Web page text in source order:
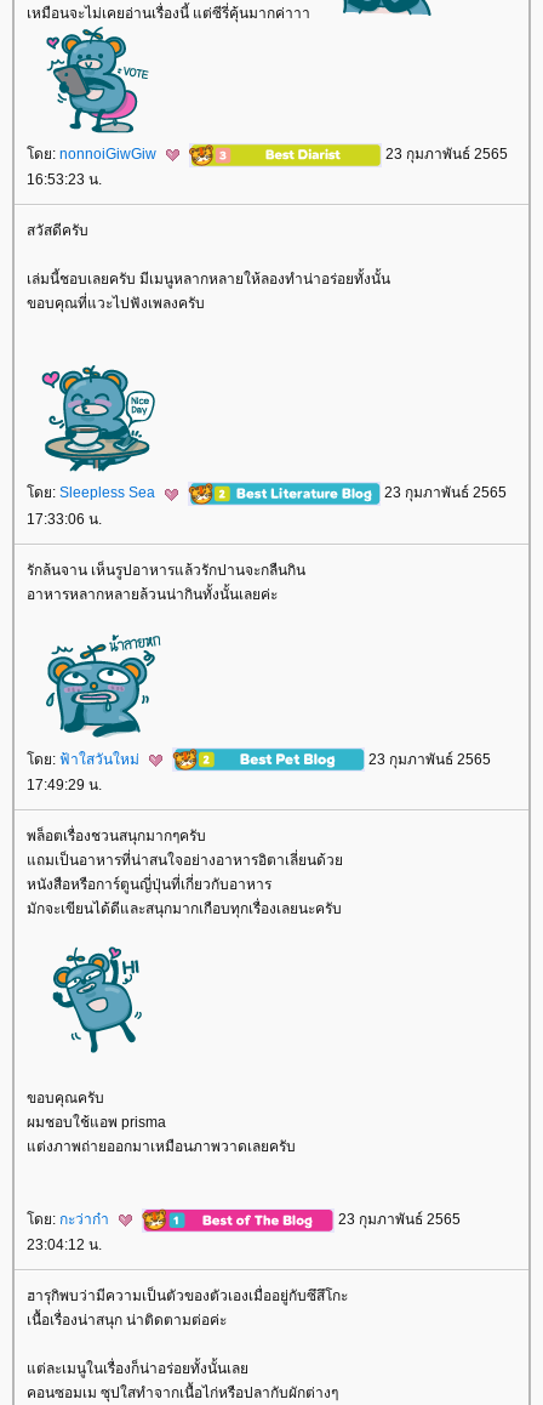
เหมือนจะไม่เคยอ่านเรื่องนี้ แต่ซีรี่คุ้นมากค่าาา
ดย: nonnoiGiwGiw
23 กุมภาพันธ์ 2565
16:53:23 น.
สวัสดีครับ
เล่มนี้ชอบเลยครับ มีเมนูหลากหลายให้ลองทำน่าอร่อยทั้งนั้น
ขอบคุณที่แวะไปฟังเพลงครับ
ดย: Sleepless Sea
23 กุมภาพันธ์ 2565
17:33:06 น.
รักล้นจาน เห็นรูปอาหารแล้วรักปานจะกลืนกิน
อาหารหลากหลายล้วนน่ากินทั้งนั้นเลยค่ะ
ดย: ฟ้าใสวันใหม่
23 กุมภาพันธ์ 2565
17:49:29 น.
พล็อตเรื่องชวนสนุกมากๆครับ
ถมเป็นอาหารที่น่าสนใจอย่างอาหารอิตาเลี่ยนด้ว
หนังสือหรือการ์ตูนญี่ปุ่นที่เกี่ยวกับอาหาร
มักจะเขียนได้ดีและสนุกมากเกือบทุกเรื่องเลยนะครับ
ขอบคุณครับ
ผมชอบใช้แอพ prisma
ต่งภาพถ่ายออกมาเหมือนภาพวาดเลยครับ
ดย: กะว่าก๋า
23 กุมภาพันธ์ 2565
23:04:12 น.
ฮารุกิพบว่ามีความเป็นตัวของตัวเองเมื่ออยู่กับซึสึโกะ
เนื้อเรื่องน่าสนุก น่าติดตามต่อค่ะ
ต่ละเมนูในเรื่องก็น่าอร่อยทั้งนั้นเล
คอนซอมเม ซุปใสทำจากเนื้อไก่หรือปลากับผักต่างๆ